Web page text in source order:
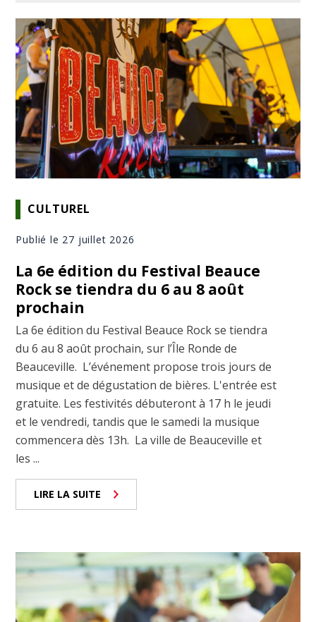
CULTUREL
Publié le 27 juillet 2026
La 6e édition du Festival Beauce
Rock se tiendra du 6 au 8 août
prochain
La 6e édition du Festival Beauce Rock se tiendra
du 6 au 8 août prochain, sur l’Île Ronde de
Beauceville. L’événement propose trois jours de
musique et de dégustation de bières. L'entrée est
gratuite. Les festivités débuteront à 17 h le jeudi
et le vendredi, tandis que le samedi la musique
commencera dès 13h. La ville de Beauceville et
les ...
LIRE LA SUITE